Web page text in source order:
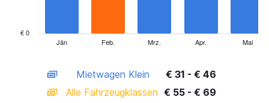
has
displaying
categories.
Jän Feb. Mrz. Apr. Mai
€ 0
Mietwagen Klein
€ 31 - € 46
Alle Fahrzeugklassen € 55 - € 69